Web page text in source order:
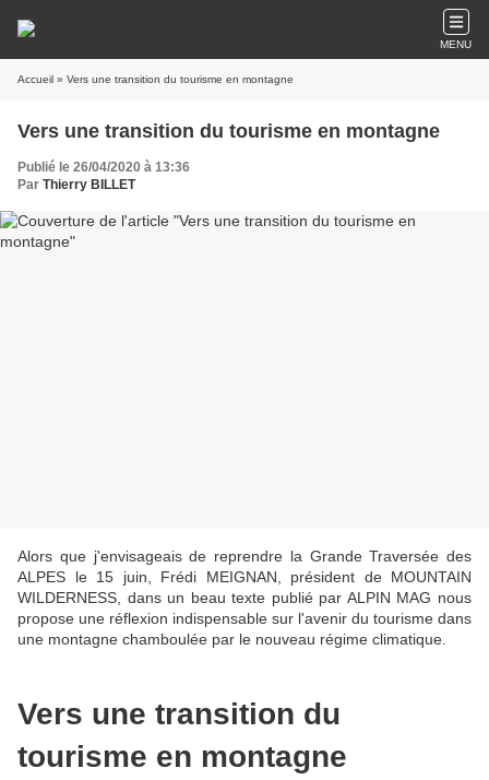
MENU
Accueil » Vers une transition du tourisme en montagne
Vers une transition du tourisme en montagne
Publié le 26/04/2020 à 13:36
Par Thierry BILLET
Alors que j'envisageais de reprendre la Grande Traversée des
ALPES le 15 juin, Frédi MEIGNAN, président de MOUNTAIN
WILDERNESS, dans un beau texte publié par ALPIN MAG nous
propose une réflexion indispensable sur l'avenir du tourisme dans
une montagne chamboulée par le nouveau régime climatique.
Vers une transition du
tourisme en montagne